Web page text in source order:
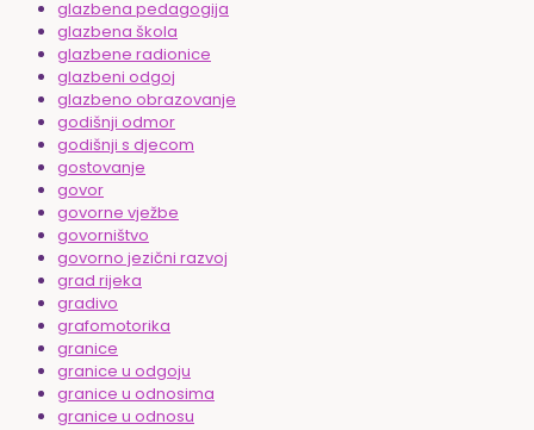
glazbena pedagogija
glazbena škola
glazbene radionice
glazbeni odgoj
glazbeno obrazovanje
godišnji odmor
godišnji s djecom
gostovanje
govor
govorne vježbe
govorništvo
govorno jezični razvoj
grad rijeka
gradivo
grafomotorika
granice
granice u odgoju
granice u odnosima
granice u odnosu